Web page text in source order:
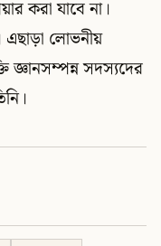
করা যাবে না।
লোভনীয়
জ্ঞানসম্পন্ন সদস্যদের